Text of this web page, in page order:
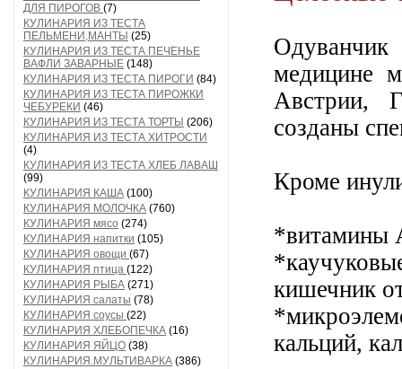
ДЛЯ ПИРОГОВ (7)
КУЛИНАРИЯ ИЗ ТЕСТА
ПЕЛЬМЕНИ,МАНТЫ (25)
КУЛИНАРИЯ ИЗ ТЕСТА ПЕЧЕНЬЕ
ВАФЛИ ЗАВАРНЫЕ (148)
КУЛИНАРИЯ ИЗ ТЕСТА ПИРОГИ (84)
КУЛИНАРИЯ ИЗ ТЕСТА ПИРОЖКИ
ЧЕБУРЕКИ (46)
КУЛИНАРИЯ ИЗ ТЕСТА ТОРТЫ (206)
КУЛИНАРИЯ ИЗ ТЕСТА ХИТРОСТИ
(4)
КУЛИНАРИЯ ИЗ ТЕСТА ХЛЕБ ЛАВАШ
(99)
КУЛИНАРИЯ КАША (100)
КУЛИНАРИЯ МОЛОЧКА (760)
КУЛИНАРИЯ мясо (274)
КУЛИНАРИЯ напитки (105)
КУЛИНАРИЯ овощи (67)
КУЛИНАРИЯ птица (122)
КУЛИНАРИЯ РЫБА (271)
КУЛИНАРИЯ салаты (78)
КУЛИНАРИЯ соусы (22)
КУЛИНАРИЯ ХЛЕБОПЕЧКА (16)
КУЛИНАРИЯ ЯЙЦО (38)
КУЛИНАРИЯ.МУЛЬТИВАРКА (386)
медицине
Австрии,
созданы
Кроме
*витамины
кишечник
кальций,